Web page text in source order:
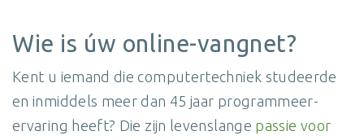
Wie is úw online-vangnet?
Kent u iemand die computertechniek studeerde
en inmiddels meer dan 45 jaar programmeer-
ervaring heeft? Die zijn levenslange passie voor